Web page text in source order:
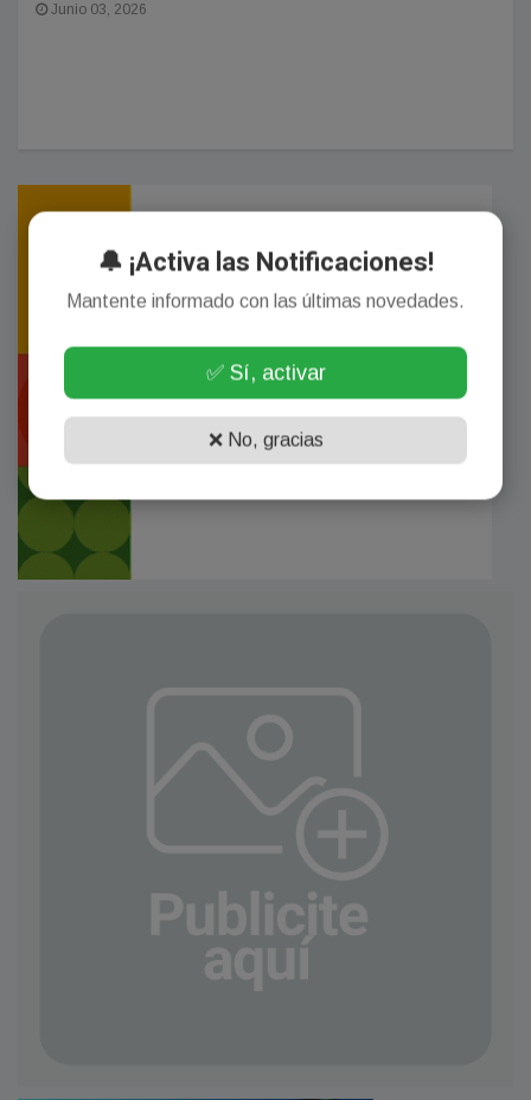
Junio 03, 2026
🔔 ¡Activa las Notificaciones!
Mantente informado con las últimas novedades.
✅ Sí, activar
❌ No, gracias